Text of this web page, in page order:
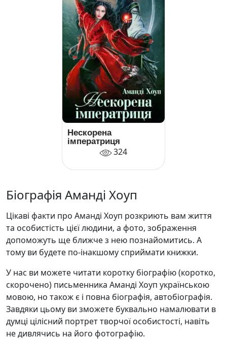
Нескорена
імператриця
324
Біографія Аманді Хоуп
Цікаві факти про Аманді Хоуп розкриють вам життя
та особистість цієї людини, а фото, зображення
допоможуть ще ближче з нею познайомитись. А
тому ви будете по-інакшому сприймати книжки.
У нас ви можете читати коротку біографію (коротко,
скорочено) письменника Аманді Хоуп українською
мовою, но також є і повна біографія, автобіографія.
Завдяки цьому ви зможете буквально намалювати в
думці цілісний портрет творчої особистості, навіть
не дивлячись на його фотографію.